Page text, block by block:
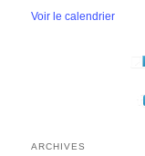
Voir le calendrier
ARCHIVES